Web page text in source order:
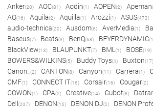
Anker(20) AOC(81) Aodin(1) AOPEN(2) Apeman
AQ(16) Aquila(2) Aquilla(1) Arozzi(1) ASUS(473)
audio-technica(20) Ausdom(6) AverMedia(1)
Baseus(7) Beats(3) BenQ(68) BEYERDYNAMIC
BlackView(13) BLAUPUNKT(7) BML (1) BOSE(19)
BOWERS&WILKINS(5) Buddy Toys(4) Buxton(17)
Canon_ (2) CANTON(8) Canyon(11) Carrera(1)
CMF(1) CONNECT IT(16) Corsair(16) Cougar(2)
COWON(1) CPA(2) Creative(14) Cubot(8)
Dell (207) DENON(15) DENON DJ(2) DENON